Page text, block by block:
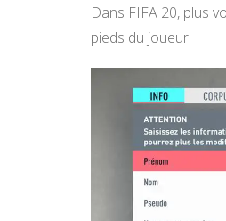
Dans FIFA 20, plus
pieds du joueur.